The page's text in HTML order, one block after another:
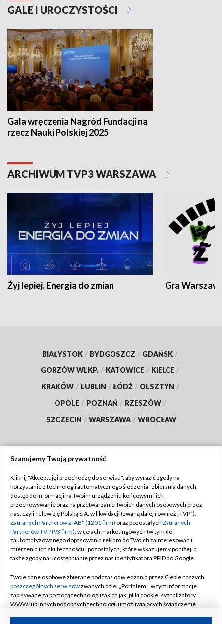
GALE I UROCZYSTOŚCI
Gala wręczenia Nagród Fundacji na
rzecz Nauki Polskiej 2025
ARCHIWUM TVP3 WARSZAWA
Żyj lepiej. Energia do zmian Gra
BIAŁYSTOK / BYDGOSZCZ / GDAŃSK /
GORZÓW WLKP. / KATOWICE / KIELCE /
KRAKÓW / LUBLIN / ŁÓDŹ / OLSZTYN /
OPOLE / POZNAŃ / RZESZÓW /
SZCZECIN / WARSZAWA / WROCŁAW
TVP
Abonament TVP
Emisja w TVP
Centrum informacji TVP
Naziemna Telewizja Cyfrowa
Rada Programowa
System NOS
Informacje o nadawcy
Regulamin TVP
Polityka prywatności
Moje zgody
Pomoc
Kontakt
Kanały
Szanujemy Twoją prywatność
Kliknij "Akceptuję i przechodzę do serwisu", aby wyrazić zgody na
korzystanie z technologii automatycznego śledzenia i zbierania danych,
dostęp do informacji na Twoim urządzeniu końcowym i ich
przechowywanie oraz na przetwarzanie Twoich danych osobowych przez
nas, czyli Telewizję Polską S.A. w likwidacji (zwaną dalej również „TVP”),
Zaufanych Partnerów z IAB* (1201 firm) oraz pozostałych Zaufanych
Partnerów TVP (93 firm), w celach marketingowych (w tym do
zautomatyzowanego dopasowania reklam do Twoich zainteresowań i
mierzenia ich skuteczności) i pozostałych, które wskazujemy poniżej, a
także zgody na udostępnianie przez nas identyfikatora PPID do Google.
Twoje dane osobowe zbierane podczas odwiedzania przez Ciebie naszych
poszczególnych serwisówzwanych dalej „Portalem”, w tym informacje
zapisywane za pomocą technologii takich jak: pliki cookie, sygnalizatory
WWW lub innych podobnych technologii umożliwiających świadczenie